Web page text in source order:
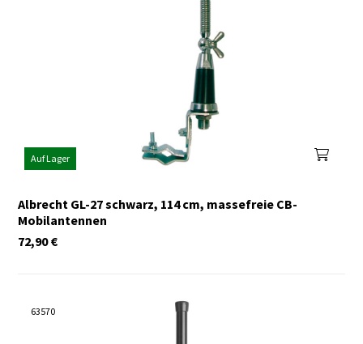
Auf Lager
Albrecht GL-27 schwarz, 114 cm, massefreie CB-
Mobilantennen
€
72,90
63570